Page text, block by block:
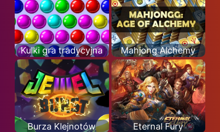
Kulki gra tradycyjna Mahjong Alchemy
Burza Klejnotów Eternal Fury